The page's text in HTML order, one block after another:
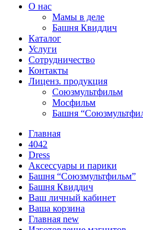
О нас
Мамы в деле
Башня Квиддич
Каталог
Услуги
Сотрудничество
Контакты
Лиценз. продукция
Союзмультфильм
Мосфильм
Башня
Главная
4042
Dress
Аксессуары и парики
Башня “Союзмультфильм”
Башня Квиддич
Ваш личный кабинет
Ваша корзина
Главная new